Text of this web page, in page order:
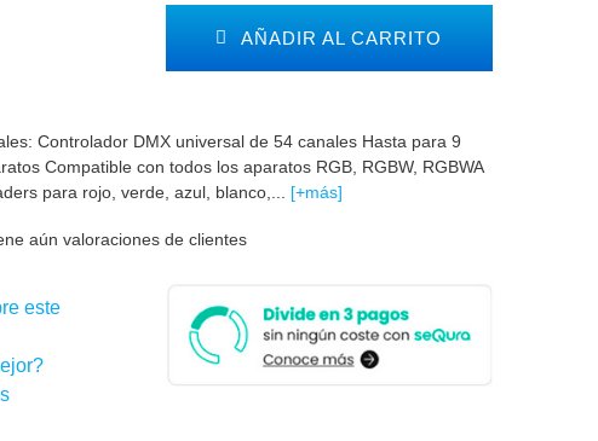
AÑADIR AL CARRITO
Controlador DMX universal de 54 canales Hasta para 9
Compatible con todos los aparatos RGB, RGBW, RGBWA
para rojo, verde, azul, blanco,... [+más]
aún valoraciones de clientes
este